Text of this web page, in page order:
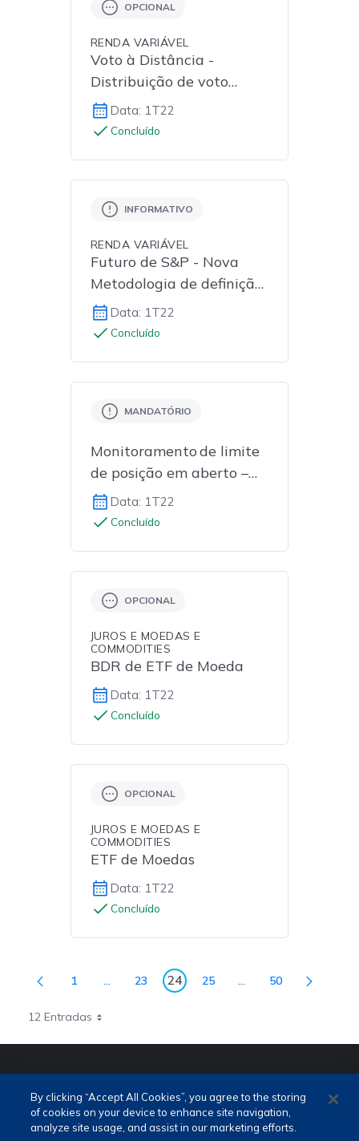
OPCIONAL
RENDA VARIÁVEL
Voto à Distância -
Distribuição de voto
múltiplo
Data: 1T22
Concluído
INFORMATIVO
RENDA VARIÁVEL
Futuro de S&P - Nova
Metodologia de definição
de preço de ajuste
Data: 1T22
Concluído
MANDATÓRIO
Monitoramento de limite
de posição em aberto –
Mercado de Balcão
Data: 1T22
Concluído
OPCIONAL
JUROS E MOEDAS E
COMMODITIES
BDR de ETF de Moeda
Data: 1T22
Concluído
OPCIONAL
JUROS E MOEDAS E
COMMODITIES
ETF de Moedas
Data: 1T22
Concluído
12 Entradas
Página
1 ...Páginas intermediárias Usar ABA para navegar.
Página
23 Página
24 Página
25 ...PáginasPágina
50
By clicking “Accept All Cookies”, you agree to the storing
of cookies on your device to enhance site navigation,
analyze site usage, and assist in our marketing efforts.